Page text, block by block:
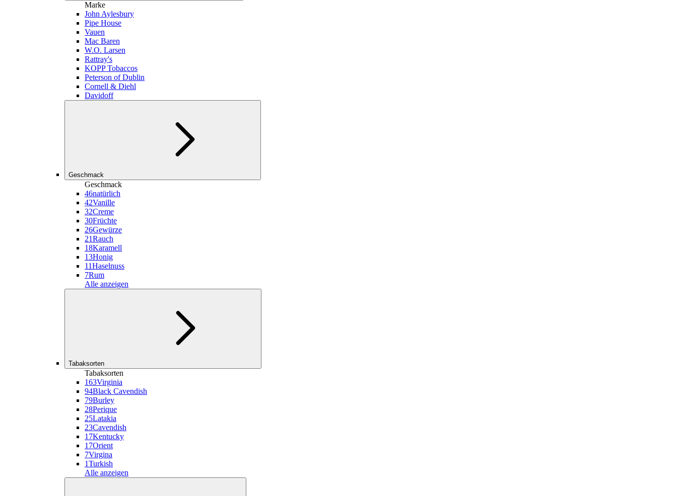
Marke
John Aylesbury
Pipe House
Vauen
Mac Baren
W.O. Larsen
Rattray's
KOPP Tobaccos
Peterson of Dublin
Cornell & Diehl
Davidoff
Geschmack
Geschmack
46natürlich
42Vanille
32Creme
30Früchte
26Gewürze
21Rauch
18Karamell
13Honig
11Haselnuss
7Rum
Alle anzeigen
Tabaksorten
Tabaksorten
163Virginia
94Black Cavendish
79Burley
28Perique
25Latakia
23Cavendish
17Kentucky
17Orient
7Virgina
1Turkish
Alle anzeigen